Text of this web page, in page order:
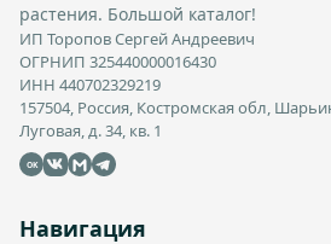
растения. Большой каталог!
ИП Торопов Сергей Андреевич
ОГРНИП 325440000016430
ИНН 440702329219
157504, Россия, Костромская обл,
Луговая, д. 34, кв. 1
OK
Навигация